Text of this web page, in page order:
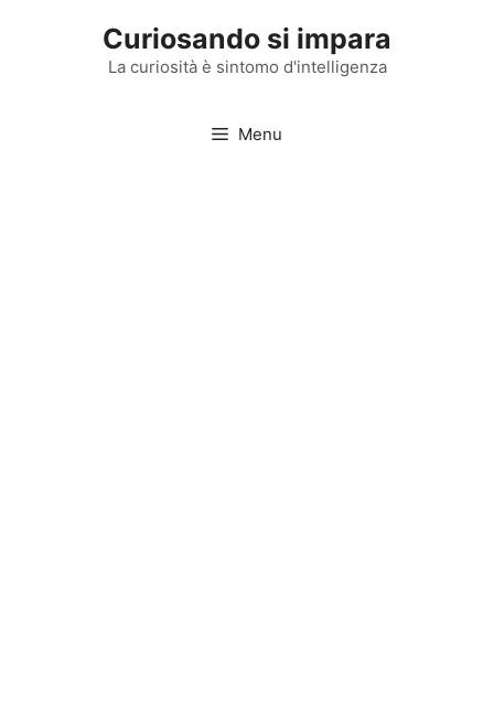
Curiosando si impara
La curiosità è sintomo d'intelligenza
Menu